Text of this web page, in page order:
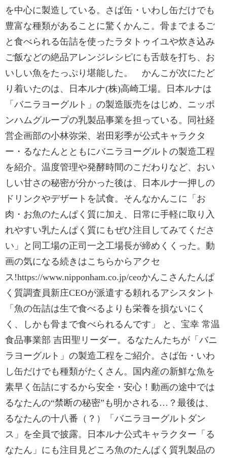
を中心に製造している。さば缶・いわし缶だけでも
豊富な種類があることに驚くかんこ。骨までまるご
と食べられる缶詰を使ったラタトゥイユや炊き込み
ご飯などの絶品アレンジレシピにも舌鼓を打ち、お
いしい魚をたっぷり堪能した。 かんこが次にたど
り着いたのは、日本ルナ(株)高崎工場。日本ルナは
「バニラヨーグルト」の製造販売をはじめ、ニッポ
ンハムグループの乳製品事業を担っている。同社経
営企画部の小林弥栄、岩田彩季が公式キャラクタ
ー・るなたんとともにバニラヨーグルトの製造工程
を紹介。温度管理や発酵時間のこだわりなど、おい
しい甘さの秘密が分かった後は、日本ルナ一押しの
ドリンクやデザートを試食。そんなかんこに「お
肉・お魚のたんぱく質に加え、日常に手軽に取り入
れやすい乳たんぱく質にもぜひ注目してみてくださ
い」と同工場の正司一之工場長が締めくくった。動
画の気になる続きはこちらからアクセ
ス!https://www.nipponham.co.jp/ceoかんこさんたんぱ
く質調査員新庄CEOが派遣する頼れるアシスタント
「魚の缶詰は生で食べるよりも栄養を損ないにく
く、しかも骨まで食べられるんです」 と、宝幸 常温
食品事業部 吉田聖リーダー。るなたんたちが「バニ
ラヨーグルト」の製造工程をご紹介。さば缶・いわ
し缶だけでも種類がたくさん。国内産の新鮮な魚を
素早く缶詰にするから安全・安心！動画の途中では
るなたんの“禁断の秘密”も明かされる…？最後は、
るなたんの十八番（？）「バニラヨーグルトダン
ス」を全員で披露。日本ルナ公式キャラクター「る
なたん」にも注目見どころ魚のたんぱく質乳製品の